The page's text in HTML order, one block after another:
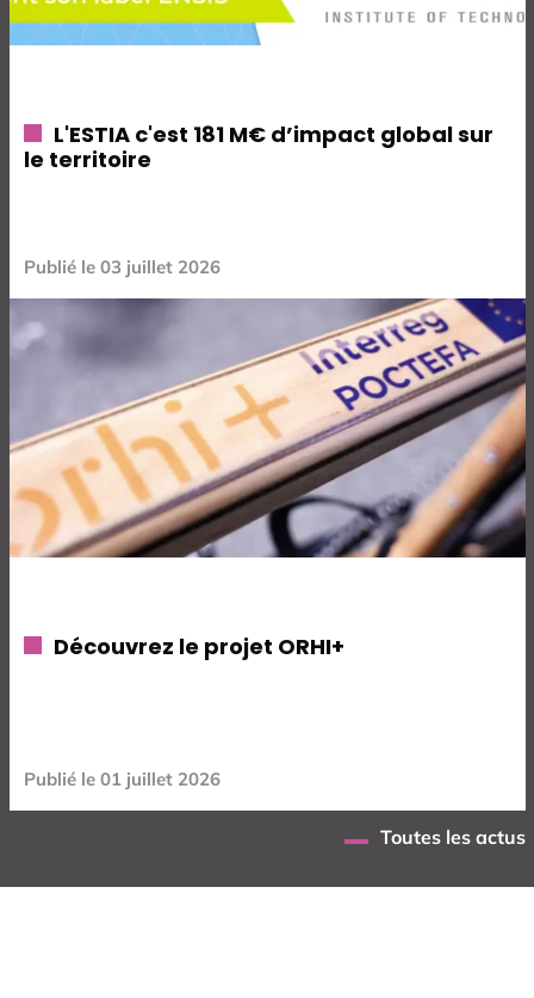
L'ESTIA c'est 181 M€ d’impact global sur
le territoire
Publié le 03 juillet 2026
Découvrez le projet ORHI+
Publié le 01 juillet 2026
Toutes les actus